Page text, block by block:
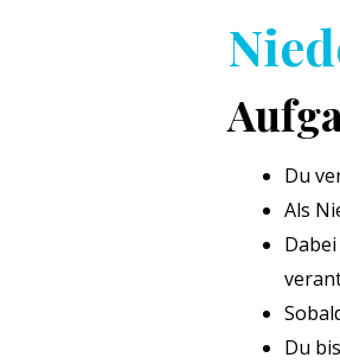
Du
Als
Du